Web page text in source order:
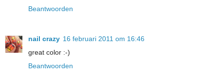
Beantwoorden
nail crazy 16 februari 2011 om 16:46
great color :-)
Beantwoorden